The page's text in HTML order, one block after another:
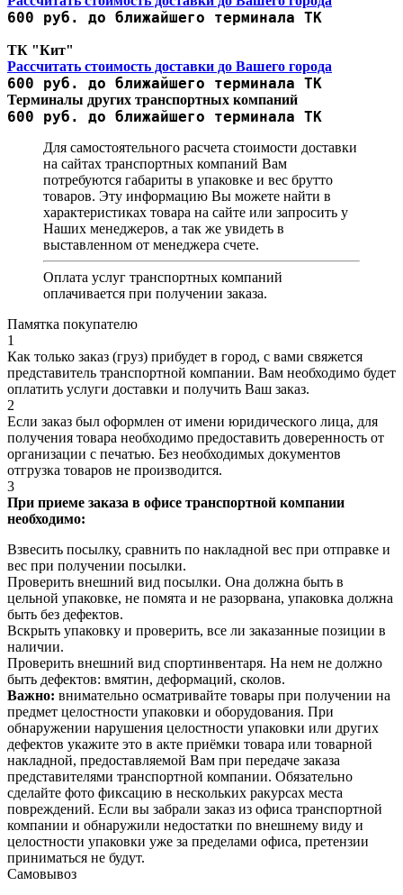
600 руб. до ближайшего терминала ТК
ТК "Кит"
Рассчитать стоимость доставки до Вашего города
600 руб. до ближайшего терминала ТК
Терминалы других транспортных компаний
600 руб. до ближайшего терминала ТК
Для самостоятельного расчета стоимости доставки
на сайтах транспортных компаний Вам
потребуются габариты в упаковке и вес брутто
товаров. Эту информацию Вы можете найти в
характеристиках товара на сайте или запросить у
Наших менеджеров, а так же увидеть в
выставленном от менеджера счете.
Оплата услуг транспортных компаний
оплачивается при получении заказа.
Памятка покупателю
1
Как только заказ (груз) прибудет в город, с вами свяжется
представитель транспортной компании. Вам необходимо будет
оплатить услуги доставки и получить Ваш заказ.
2
Если заказ был оформлен от имени юридического лица, для
получения товара необходимо предоставить доверенность от
организации с печатью. Без необходимых документов
отгрузка товаров не производится.
3
При приеме заказа в офисе транспортной компании
необходимо:
Взвесить посылку, сравнить по накладной вес при отправке и
вес при получении посылки.
Проверить внешний вид посылки. Она должна быть в
цельной упаковке, не помята и не разорвана, упаковка должна
быть без дефектов.
Вскрыть упаковку и проверить, все ли заказанные позиции в
наличии.
Проверить внешний вид спортинвентаря. На нем не должно
быть дефектов: вмятин, деформаций, сколов.
Важно: внимательно осматривайте товары при получении на
предмет целостности упаковки и оборудования. При
обнаружении нарушения целостности упаковки или других
дефектов укажите это в акте приёмки товара или товарной
накладной, предоставляемой Вам при передаче заказа
представителями транспортной компании. Обязательно
сделайте фото фиксацию в нескольких ракурсах места
повреждений. Если вы забрали заказ из офиса транспортной
компании и обнаружили недостатки по внешнему виду и
целостности упаковки уже за пределами офиса, претензии
приниматься не будут.
Самовывоз